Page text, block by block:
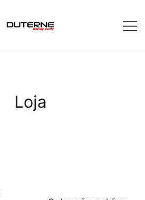
Loja